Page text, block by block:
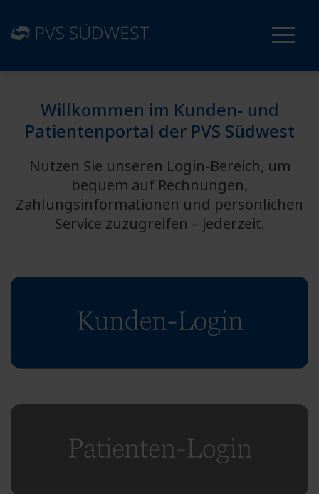
Willkommen im Kunden- und
Patientenportal der PVS Südwest
Nutzen Sie unseren Login-Bereich, um
bequem auf Rechnungen,
Zahlungsinformationen und persönlichen
Service zuzugreifen – jederzeit.